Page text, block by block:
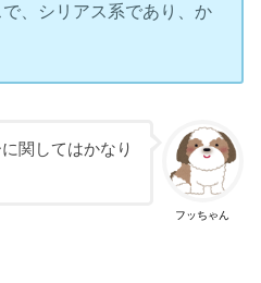
、シリアス系であり、か
フッちゃん
関してはかなり